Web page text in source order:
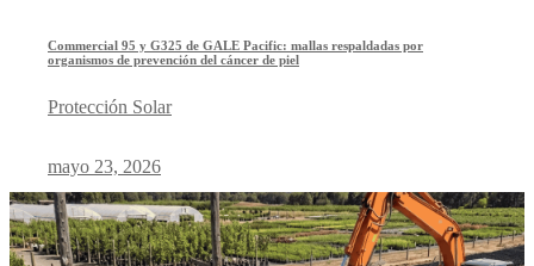
Commercial 95 y G325 de GALE Pacific: mallas respaldadas por
organismos de prevención del cáncer de piel
Protección Solar
mayo 23, 2026